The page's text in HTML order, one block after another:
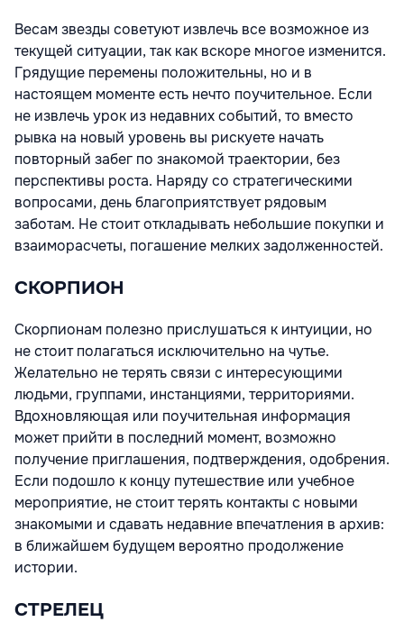
Весам звезды советуют извлечь все возможное из
текущей ситуации, так как вскоре многое изменится.
Грядущие перемены положительны, но и в
настоящем моменте есть нечто поучительное. Если
не извлечь урок из недавних событий, то вместо
рывка на новый уровень вы рискуете начать
повторный забег по знакомой траектории, без
перспективы роста. Наряду со стратегическими
вопросами, день благоприятствует рядовым
заботам. Не стоит откладывать небольшие покупки и
взаиморасчеты, погашение мелких задолженностей.
СКОРПИОН
Скорпионам полезно прислушаться к интуиции, но
не стоит полагаться исключительно на чутье.
Желательно не терять связи с интересующими
людьми, группами, инстанциями, территориями.
Вдохновляющая или поучительная информация
может прийти в последний момент, возможно
получение приглашения, подтверждения, одобрения.
Если подошло к концу путешествие или учебное
мероприятие, не стоит терять контакты с новыми
знакомыми и сдавать недавние впечатления в архив:
в ближайшем будущем вероятно продолжение
истории.
СТРЕЛЕЦ